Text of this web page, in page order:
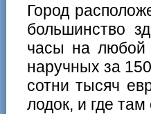
Город
большинство
часы на любой
наручных за
сотни тысяч
лодок, и где